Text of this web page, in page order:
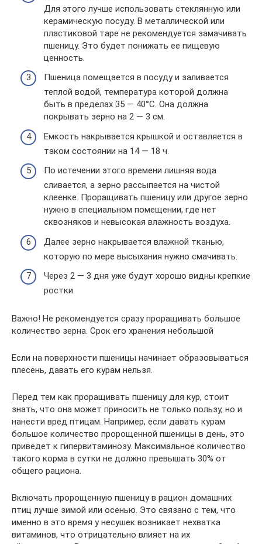
Для этого лучше использовать стеклянную или
керамическую посуду. В металлической или
пластиковой таре не рекомендуется замачивать
пшеницу. Это будет понижать ее пищевую
ценность.
Пшеница помещается в посуду и заливается
теплой водой, температура которой должна
быть в пределах 35 — 40°С. Она должна
покрывать зерно на 2 — 3 см.
Емкость накрывается крышкой и оставляется в
таком состоянии на 14 — 18 ч.
По истечении этого времени лишняя вода
сливается, а зерно рассыпается на чистой
клеенке. Проращивать пшеницу или другое зерно
нужно в специальном помещении, где нет
сквозняков и невысокая влажность воздуха.
Далее зерно накрывается влажной тканью,
которую по мере высыхания нужно смачивать.
Через 2 — 3 дня уже будут хорошо видны крепкие
ростки.
Важно! Не рекомендуется сразу проращивать большое
количество зерна. Срок его хранения небольшой
Если на поверхности пшеницы начинает образовываться
плесень, давать его курам нельзя.
Перед тем как проращивать пшеницу для кур, стоит
знать, что она может приносить не только пользу, но и
нанести вред птицам. Например, если давать курам
большое количество пророщенной пшеницы в день, это
приведет к гипервитаминозу. Максимальное количество
такого корма в сутки не должно превышать 30% от
общего рациона.
Включать пророщенную пшеницу в рацион домашних
птиц лучше зимой или осенью. Это связано с тем, что
именно в это время у несушек возникает нехватка
витаминов, что отрицательно влияет на их